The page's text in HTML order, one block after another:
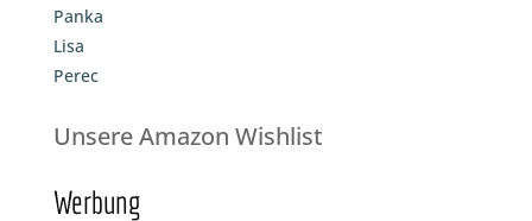
Panka
Lisa
Perec
Unsere Amazon Wishlist
Werbung